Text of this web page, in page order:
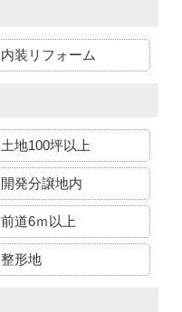
内装リフォーム
土地100坪以上
開発分譲地内
前道6ｍ以上
整形地